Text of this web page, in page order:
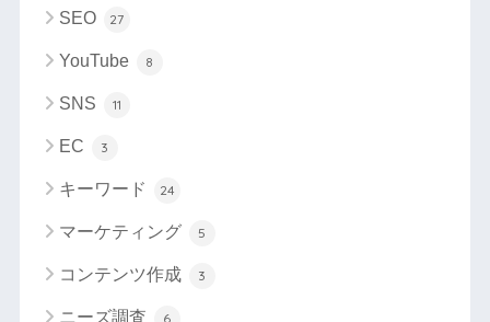
SEO 27
YouTube 8
SNS 11
EC 3
キーワード 24
マーケティング 5
コンテンツ作成 3
ニーズ調査 6